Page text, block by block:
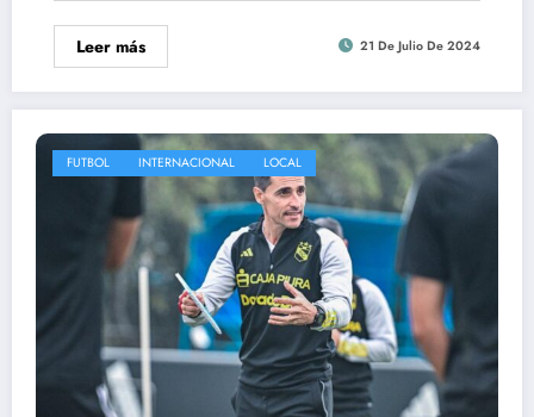
Leer más 21 De Julio De 2024
FUTBOL INTERNACIONAL LOCAL